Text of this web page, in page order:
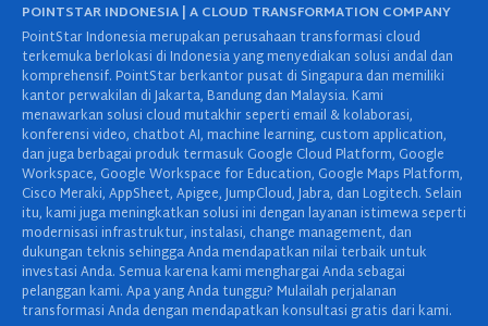
POINTSTAR INDONESIA | A CLOUD TRANSFORMATION COMPANY
PointStar Indonesia merupakan perusahaan transformasi cloud
terkemuka berlokasi di Indonesia yang menyediakan solusi andal dan
komprehensif. PointStar berkantor pusat di Singapura dan memiliki
kantor perwakilan di Jakarta, Bandung dan Malaysia. Kami
menawarkan solusi cloud mutakhir seperti email & kolaborasi,
konferensi video, chatbot AI, machine learning, custom application,
dan juga berbagai produk termasuk Google Cloud Platform, Google
Workspace, Google Workspace for Education, Google Maps Platform,
Cisco Meraki, AppSheet, Apigee, JumpCloud, Jabra, dan Logitech. Selain
itu, kami juga meningkatkan solusi ini dengan layanan istimewa seperti
modernisasi infrastruktur, instalasi, change management, dan
dukungan teknis sehingga Anda mendapatkan nilai terbaik untuk
investasi Anda. Semua karena kami menghargai Anda sebagai
pelanggan kami. Apa yang Anda tunggu? Mulailah perjalanan
transformasi Anda dengan mendapatkan konsultasi gratis dari kami.